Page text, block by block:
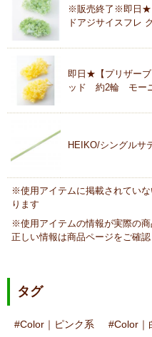
※販売終了※即日★
ドアジサイスフレ
即日★【プリザー
ッド 約2輪 モー
HEIKO/シングルサ
※使用アイテムに掲載されてい
ります
※使用アイテムの情報が実際の商
正しい情報は商品ページをご確
タグ
Color｜ピンク系 Color｜